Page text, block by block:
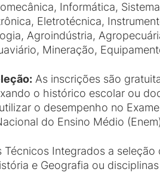
Informática,
Eletrotécnica,
Agroindústria,
Mineração,
As inscrições são
o histórico escolar ou
o desempenho no
do Ensino Médio
Técnicos Integrados a
e Geografia ou